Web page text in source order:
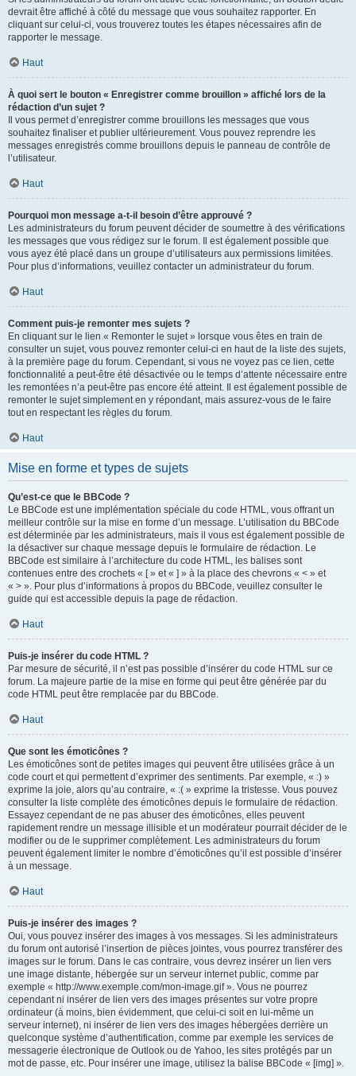
devrait être affiché à côté du message que vous souhaitez rapporter. En
cliquant sur celui-ci, vous trouverez toutes les étapes nécessaires afin de
rapporter le message.
Haut
À quoi sert le bouton « Enregistrer comme brouillon » affiché lors de la
rédaction d’un sujet ?
Il vous permet d’enregistrer comme brouillons les messages que vous
souhaitez finaliser et publier ultérieurement. Vous pouvez reprendre les
messages enregistrés comme brouillons depuis le panneau de contrôle de
l’utilisateur.
Haut
Pourquoi mon message a-t-il besoin d’être approuvé ?
Les administrateurs du forum peuvent décider de soumettre à des vérifications
les messages que vous rédigez sur le forum. Il est également possible que
vous ayez été placé dans un groupe d’utilisateurs aux permissions limitées.
Pour plus d’informations, veuillez contacter un administrateur du forum.
Haut
Comment puis-je remonter mes sujets ?
En cliquant sur le lien « Remonter le sujet » lorsque vous êtes en train de
consulter un sujet, vous pouvez remonter celui-ci en haut de la liste des sujets,
à la première page du forum. Cependant, si vous ne voyez pas ce lien, cette
fonctionnalité a peut-être été désactivée ou le temps d’attente nécessaire entre
les remontées n’a peut-être pas encore été atteint. Il est également possible de
remonter le sujet simplement en y répondant, mais assurez-vous de le faire
tout en respectant les règles du forum.
Haut
Mise en forme et types de sujets
Qu’est-ce que le BBCode ?
Le BBCode est une implémentation spéciale du code HTML, vous offrant un
meilleur contrôle sur la mise en forme d’un message. L’utilisation du BBCode
est déterminée par les administrateurs, mais il vous est également possible de
la désactiver sur chaque message depuis le formulaire de rédaction. Le
BBCode est similaire à l’architecture du code HTML, les balises sont
contenues entre des crochets « [ » et « ] » à la place des chevrons « < » et
« > ». Pour plus d’informations à propos du BBCode, veuillez consulter le
guide qui est accessible depuis la page de rédaction.
Haut
Puis-je insérer du code HTML ?
Par mesure de sécurité, il n’est pas possible d’insérer du code HTML sur ce
forum. La majeure partie de la mise en forme qui peut être générée par du
code HTML peut être remplacée par du BBCode.
Haut
Que sont les émoticônes ?
Les émoticônes sont de petites images qui peuvent être utilisées grâce à un
code court et qui permettent d’exprimer des sentiments. Par exemple, « :) »
exprime la joie, alors qu’au contraire, « :( » exprime la tristesse. Vous pouvez
consulter la liste complète des émoticônes depuis le formulaire de rédaction.
Essayez cependant de ne pas abuser des émoticônes, elles peuvent
rapidement rendre un message illisible et un modérateur pourrait décider de le
modifier ou de le supprimer complètement. Les administrateurs du forum
peuvent également limiter le nombre d’émoticônes qu’il est possible d’insérer
à un message.
Haut
Puis-je insérer des images ?
Oui, vous pouvez insérer des images à vos messages. Si les administrateurs
du forum ont autorisé l’insertion de pièces jointes, vous pourrez transférer des
images sur le forum. Dans le cas contraire, vous devrez insérer un lien vers
une image distante, hébergée sur un serveur internet public, comme par
exemple « http://www.exemple.com/mon-image.gif ». Vous ne pourrez
cependant ni insérer de lien vers des images présentes sur votre propre
ordinateur (à moins, bien évidemment, que celui-ci soit en lui-même un
serveur internet), ni insérer de lien vers des images hébergées derrière un
quelconque système d’authentification, comme par exemple les services de
messagerie électronique de Outlook ou de Yahoo, les sites protégés par un
mot de passe, etc. Pour insérer une image, utilisez la balise BBCode « [img] ».